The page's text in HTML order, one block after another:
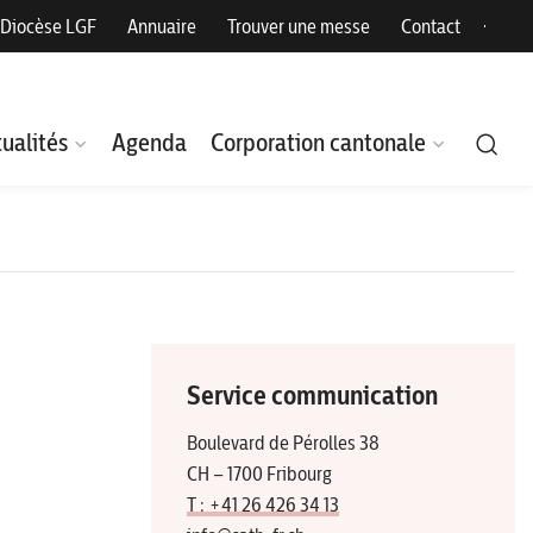
Diocèse LGF Annuaire Trouver une messe Contact
Agenda Corporation cantonale
Service communication
Boulevard de Pérolles 38
CH – 1700 Fribourg
T : +41 26 426 34 13